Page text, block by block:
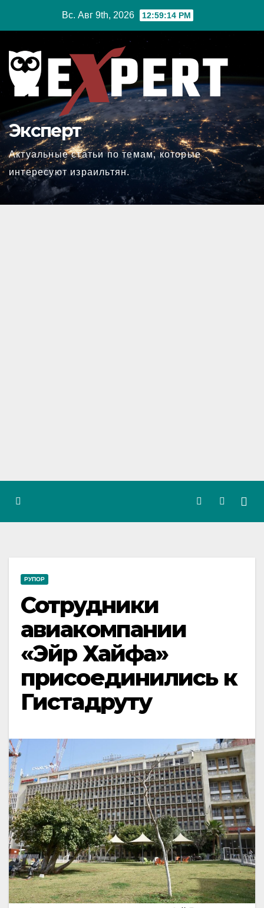
Вс. Авг 9th, 2026 12:59:15 PM
Эксперт
Актуальные статьи по темам, которые
интересуют израильтян.
РУПОР
Сотрудники
авиакомпании
«Эйр Хайфа»
присоединились к
Гистадруту